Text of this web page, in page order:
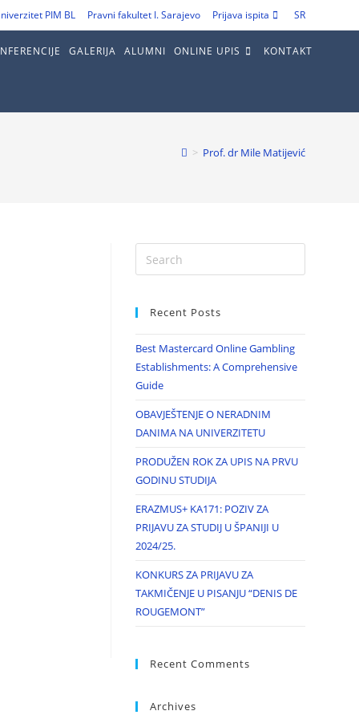
PIM BL Pravni fakultet I. Sarajevo Prijava ispita SR
GALERIJA ALUMNI ONLINE UPIS KONTAKT
> Prof. dr Mile Matijević
Recent Posts
Best Mastercard Online Gambling
Establishments: A Comprehensive
Guide
OBAVJEŠTENJE O NERADNIM
DANIMA NA UNIVERZITETU
PRODUŽEN ROK ZA UPIS NA PRVU
GODINU STUDIJA
ERAZMUS+ KA171: POZIV ZA
PRIJAVU ZA STUDIJ U ŠPANIJI U
2024/25.
KONKURS ZA PRIJAVU ZA
TAKMIČENJE U PISANJU “DENIS DE
ROUGEMONT”
Recent Comments
Archives